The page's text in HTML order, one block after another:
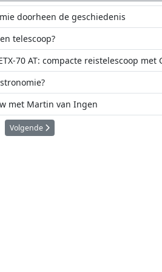
doorheen de geschiedenis
telescoop?
70 AT: compacte reistelescoop met
met Martin van Ingen
Voormalig CEO van Google investeert in vier
Volgende artikel: AI leert exploderende
Volgende